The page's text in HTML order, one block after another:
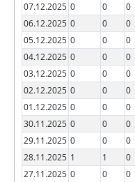
07.12.2025 0 0 0
06.12.2025 0 0 0
05.12.2025 0 0 0
04.12.2025 0 0 0
03.12.2025 0 0 0
02.12.2025 0 0 0
01.12.2025 0 0 0
30.11.2025 0 0 0
29.11.2025 0 0 0
28.11.2025 1 1 0
27.11.2025 0 0 0